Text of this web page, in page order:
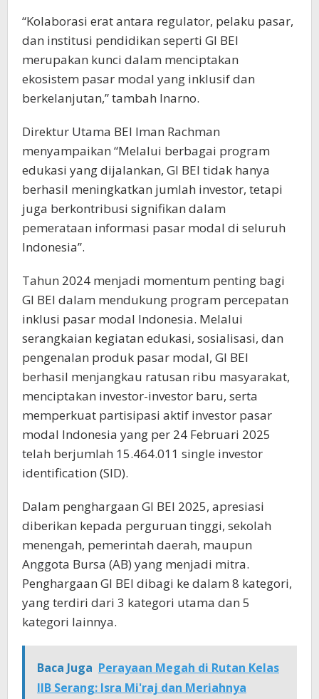
“Kolaborasi erat antara regulator, pelaku pasar,
dan institusi pendidikan seperti GI BEI
merupakan kunci dalam menciptakan
ekosistem pasar modal yang inklusif dan
berkelanjutan,” tambah Inarno.
Direktur Utama BEI Iman Rachman
menyampaikan “Melalui berbagai program
edukasi yang dijalankan, GI BEI tidak hanya
berhasil meningkatkan jumlah investor, tetapi
juga berkontribusi signifikan dalam
pemerataan informasi pasar modal di seluruh
Indonesia”.
Tahun 2024 menjadi momentum penting bagi
GI BEI dalam mendukung program percepatan
inklusi pasar modal Indonesia. Melalui
serangkaian kegiatan edukasi, sosialisasi, dan
pengenalan produk pasar modal, GI BEI
berhasil menjangkau ratusan ribu masyarakat,
menciptakan investor-investor baru, serta
memperkuat partisipasi aktif investor pasar
modal Indonesia yang per 24 Februari 2025
telah berjumlah 15.464.011 single investor
identification (SID).
Dalam penghargaan GI BEI 2025, apresiasi
diberikan kepada perguruan tinggi, sekolah
menengah, pemerintah daerah, maupun
Anggota Bursa (AB) yang menjadi mitra.
Penghargaan GI BEI dibagi ke dalam 8 kategori,
yang terdiri dari 3 kategori utama dan 5
kategori lainnya.
Baca Juga Perayaan Megah di Rutan Kelas
IIB Serang: Isra Mi'raj dan Meriahnya